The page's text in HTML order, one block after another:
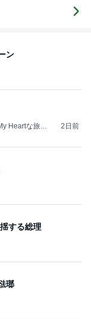
ン
Heartな旅日
2日前
する総理
瑯